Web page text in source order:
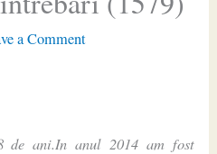
a Comment
de ani.In anul 2014 am fost